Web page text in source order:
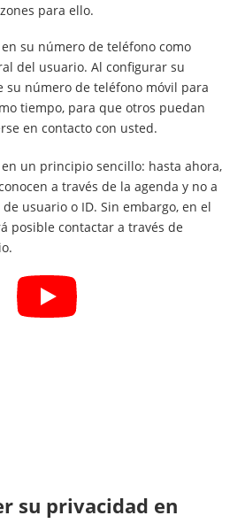
para ello.
su número de teléfono como
del usuario. Al configurar su
su número de teléfono móvil para
tiempo, para que otros puedan
en contacto con usted.
un principio sencillo: hasta ahora,
a través de la agenda y no a
usuario o ID. Sin embargo, en el
posible contactar a través de
su privacidad en